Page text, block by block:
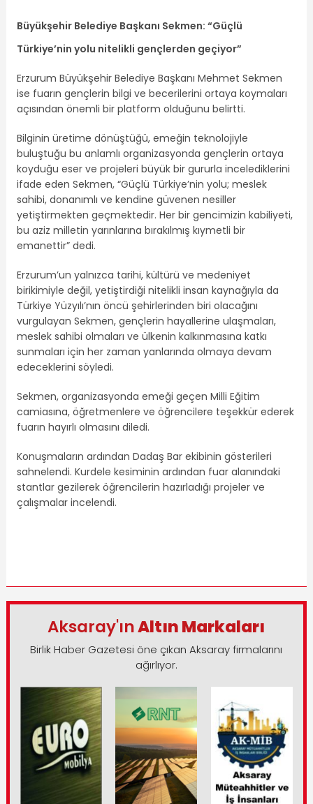
Büyükşehir Belediye Başkanı Sekmen: “Güçlü
Türkiye’nin yolu nitelikli gençlerden geçiyor”
Erzurum Büyükşehir Belediye Başkanı Mehmet Sekmen
ise fuarın gençlerin bilgi ve becerilerini ortaya koymaları
açısından önemli bir platform olduğunu belirtti.
Bilginin üretime dönüştüğü, emeğin teknolojiyle
buluştuğu bu anlamlı organizasyonda gençlerin ortaya
koyduğu eser ve projeleri büyük bir gururla incelediklerini
ifade eden Sekmen, “Güçlü Türkiye’nin yolu; meslek
sahibi, donanımlı ve kendine güvenen nesiller
yetiştirmekten geçmektedir. Her bir gencimizin kabiliyeti,
bu aziz milletin yarınlarına bırakılmış kıymetli bir
emanettir” dedi.
Erzurum’un yalnızca tarihi, kültürü ve medeniyet
birikimiyle değil, yetiştirdiği nitelikli insan kaynağıyla da
Türkiye Yüzyılı’nın öncü şehirlerinden biri olacağını
vurgulayan Sekmen, gençlerin hayallerine ulaşmaları,
meslek sahibi olmaları ve ülkenin kalkınmasına katkı
sunmaları için her zaman yanlarında olmaya devam
edeceklerini söyledi.
Sekmen, organizasyonda emeği geçen Milli Eğitim
camiasına, öğretmenlere ve öğrencilere teşekkür ederek
fuarın hayırlı olmasını diledi.
Konuşmaların ardından Dadaş Bar ekibinin gösterileri
sahnelendi. Kurdele kesiminin ardından fuar alanındaki
stantlar gezilerek öğrencilerin hazırladığı projeler ve
çalışmalar incelendi.
Aksaray'ınAltın Markaları
Birlik Haber Gazetesi öne çıkan Aksaray firmalarını
ağırlıyor.